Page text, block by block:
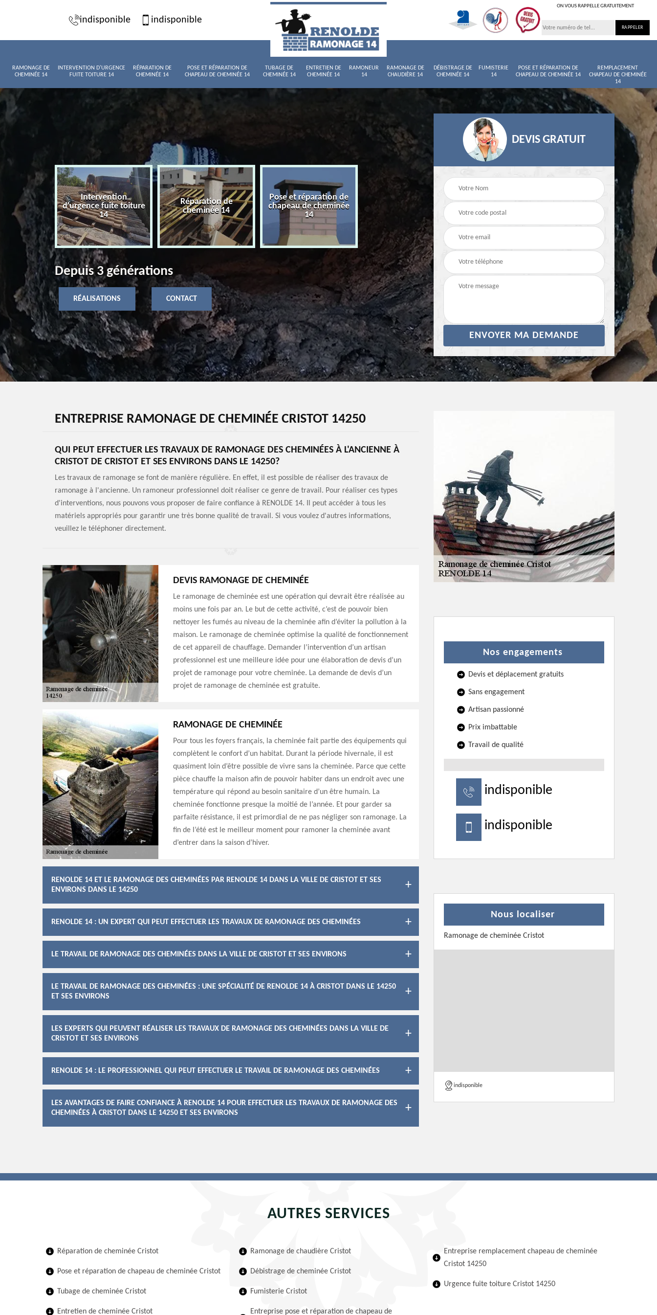
indisponible indisponible
ON VOUS RAPPELLE GRATUITEMENT
RAMONAGE DE
CHEMINÉE 14
INTERVENTION D'URGENCE
FUITE TOITURE 14
RÉPARATION DE
CHEMINÉE 14
POSE ET RÉPARATION DE
CHAPEAU DE CHEMINÉE 14
TUBAGE DE
CHEMINÉE 14
ENTRETIEN DE
CHEMINÉE 14
RAMONEUR
14
RAMONAGE DE
CHAUDIÈRE 14
DÉBISTRAGE DE
CHEMINÉE 14
FUMISTERIE
14
POSE ET RÉPARATION DE
CHAPEAU DE CHEMINÉE 14
REMPLACEMENT
CHAPEAU DE CHEMINÉE
14
de
14
Intervention
d'urgence fuite toiture
14
Réparation de
cheminée 14
Pose et réparation de
chapeau de cheminée
14
Tubage de cheminée
Entretien de cheminée
Ramoneur 14
Depuis 3 générations
RÉALISATIONS CONTACT
DEVIS GRATUIT
ENTREPRISE RAMONAGE DE CHEMINÉE CRISTOT 14250
QUI PEUT EFFECTUER LES TRAVAUX DE RAMONAGE DES CHEMINÉES À L'ANCIENNE À
CRISTOT DE CRISTOT ET SES ENVIRONS DANS LE 14250?
Les travaux de ramonage se font de manière régulière. En effet, il est possible de réaliser des travaux de
ramonage à l'ancienne. Un ramoneur professionnel doit réaliser ce genre de travail. Pour réaliser ces types
d'interventions, nous pouvons vous proposer de faire confiance à RENOLDE 14. Il peut accéder à tous les
matériels appropriés pour garantir une très bonne qualité de travail. Si vous voulez d'autres informations,
veuillez le téléphoner directement.
DEVIS RAMONAGE DE CHEMINÉE
Le ramonage de cheminée est une opération qui devrait être réalisée au
moins une fois par an. Le but de cette activité, c’est de pouvoir bien
nettoyer les fumés au niveau de la cheminée afin d’éviter la pollution à la
maison. Le ramonage de cheminée optimise la qualité de fonctionnement
de cet appareil de chauffage. Demander l’intervention d’un artisan
professionnel est une meilleure idée pour une élaboration de devis d’un
projet de ramonage pour votre cheminée. La demande de devis d’un
projet de ramonage de cheminée est gratuite.
RAMONAGE DE CHEMINÉE
Pour tous les foyers français, la cheminée fait partie des équipements qui
complètent le confort d’un habitat. Durant la période hivernale, il est
quasiment loin d’être possible de vivre sans la cheminée. Parce que cette
pièce chauffe la maison afin de pouvoir habiter dans un endroit avec une
température qui répond au besoin sanitaire d’un être humain. La
cheminée fonctionne presque la moitié de l’année. Et pour garder sa
parfaite résistance, il est primordial de ne pas négliger son ramonage. La
fin de l’été est le meilleur moment pour ramoner la cheminée avant
d’entrer dans la saison d’hiver.
RENOLDE 14 ET LE RAMONAGE DES CHEMINÉES PAR RENOLDE 14 DANS LA VILLE DE CRISTOT ET SES
ENVIRONS DANS LE 14250
RENOLDE 14 : UN EXPERT QUI PEUT EFFECTUER LES TRAVAUX DE RAMONAGE DES CHEMINÉES
LE TRAVAIL DE RAMONAGE DES CHEMINÉES DANS LA VILLE DE CRISTOT ET SES ENVIRONS
LE TRAVAIL DE RAMONAGE DES CHEMINÉES : UNE SPÉCIALITÉ DE RENOLDE 14 À CRISTOT DANS LE 14250
ET SES ENVIRONS
LES EXPERTS QUI PEUVENT RÉALISER LES TRAVAUX DE RAMONAGE DES CHEMINÉES DANS LA VILLE DE
CRISTOT ET SES ENVIRONS
RENOLDE 14 : LE PROFESSIONNEL QUI PEUT EFFECTUER LE TRAVAIL DE RAMONAGE DES CHEMINÉES
LES AVANTAGES DE FAIRE CONFIANCE À RENOLDE 14 POUR EFFECTUER LES TRAVAUX DE RAMONAGE DES
CHEMINÉES À CRISTOT DANS LE 14250 ET SES ENVIRONS
Nos engagements
Devis et déplacement gratuits
Sans engagement
Artisan passionné
Prix imbattable
Travail de qualité
indisponible
indisponible
Nous localiser
Ramonage de cheminée Cristot
indisponible
AUTRES SERVICES
Réparation de cheminée Cristot
Pose et réparation de chapeau de cheminée Cristot
Tubage de cheminée Cristot
Entretien de cheminée Cristot
Ramonage de chaudière Cristot
Débistrage de cheminée Cristot
Fumisterie Cristot
Entreprise pose et réparation de chapeau de
Entreprise remplacement chapeau de cheminée
Cristot 14250
Urgence fuite toiture Cristot 14250